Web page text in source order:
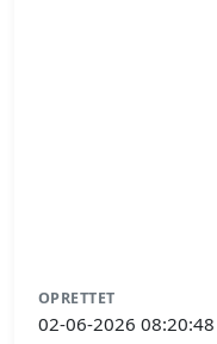
OPRETTET
02-06-2026 08:20:48